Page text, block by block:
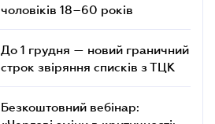
чоловіків 18–60 років
До 1 грудня — новий граничний
строк звіряння списків з ТЦК
Безкоштовний вебінар: